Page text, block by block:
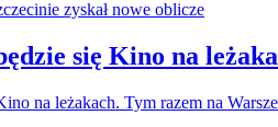
się Kino na